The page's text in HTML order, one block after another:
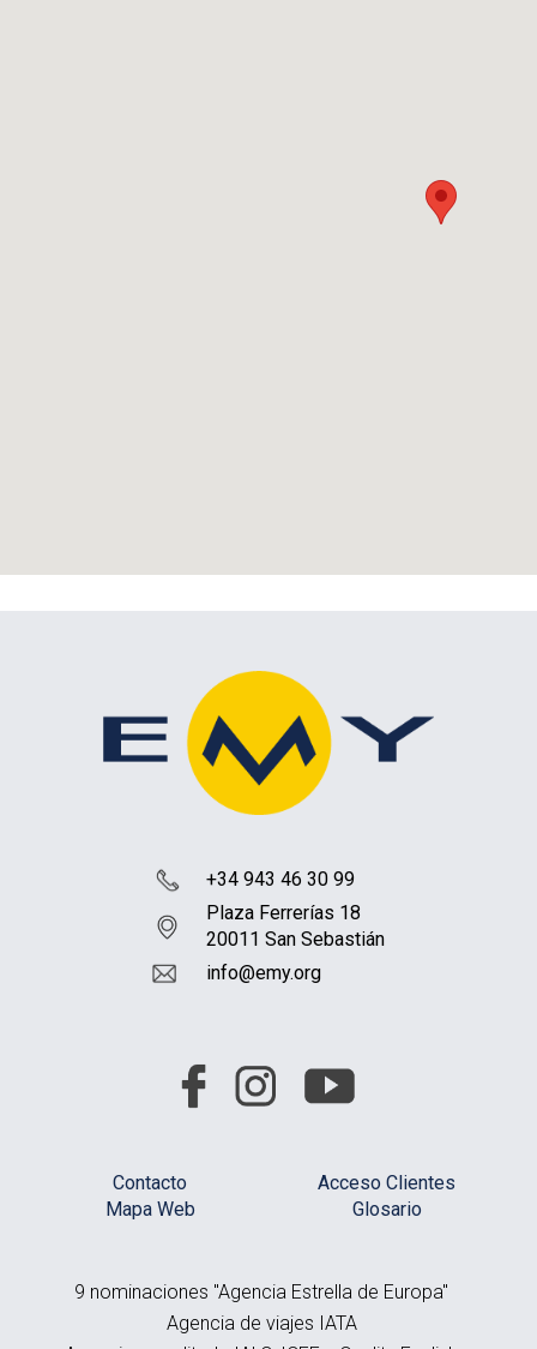
+34 943 46 30 99
Plaza Ferrerías 18
20011 San Sebastián
info@emy.org
Contacto
Mapa Web
Acceso Clientes
Glosario
9 nominaciones "Agencia Estrella de Europa"
Agencia de viajes IATA